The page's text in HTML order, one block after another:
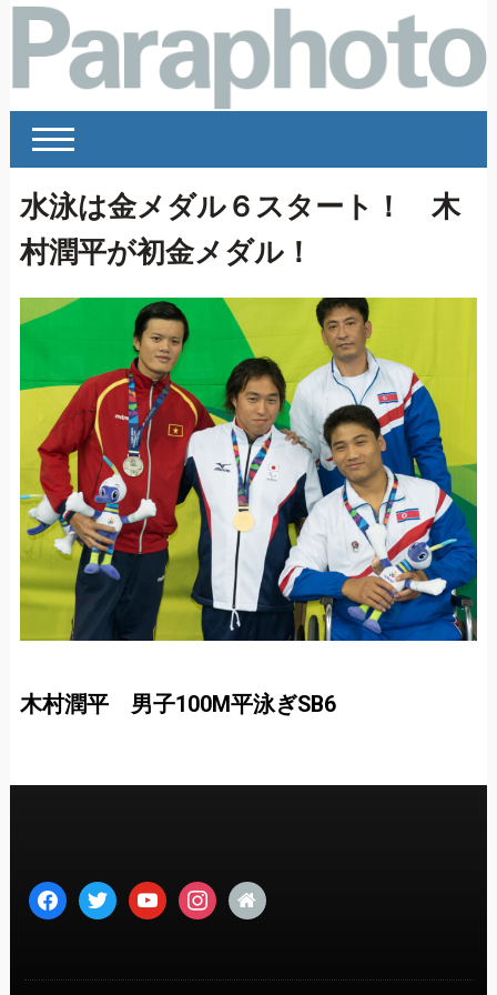
水泳は金メダル６スタート！ 木
村潤平が初金メダル！
木村潤平 男子100M平泳ぎSB6
facebooktwitter youtubeinstagram
home